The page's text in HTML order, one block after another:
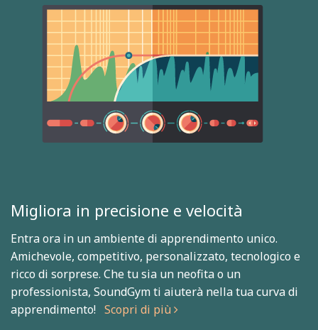
Migliora in precisione e velocità
Entra ora in un ambiente di apprendimento unico.
Amichevole, competitivo, personalizzato, tecnologico e
ricco di sorprese. Che tu sia un neofita o un
professionista, SoundGym ti aiuterà nella tua curva di
apprendimento! Scopri di più